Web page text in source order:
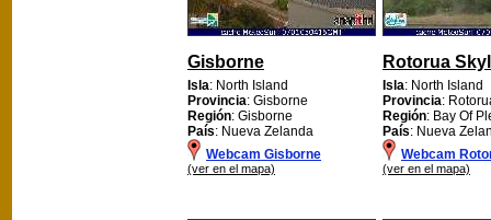
Gisborne
Isla: North Island
Provincia: Gisborne
Región: Gisborne
País: Nueva Zelanda
Webcam Gisborne
(ver en el mapa)
Rotorua
Isla: North Island
Provincia:
Región: Bay Of
País: Nueva
Webcam
(ver en el mapa)